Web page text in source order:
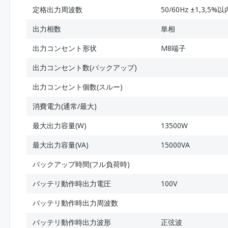
定格出力周波数
50/60Hz ±1,3,5%以
出力相数
単相
出力コンセント形状
M8端子
出力コンセント数(バックアップ)
出力コンセント個数(スルー)
消費電力(通常/最大)
最大出力容量(W)
13500W
最大出力容量(VA)
15000VA
バックアップ時間(フル負荷時)
バッテリ動作時出力電圧
100V
バッテリ動作時出力周波数
バッテリ動作時出力波形
正弦波